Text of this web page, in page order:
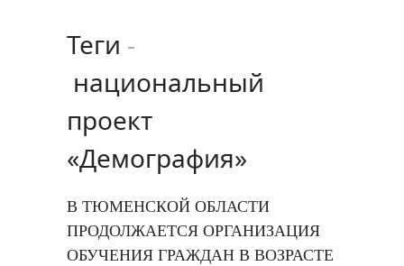
Теги -
национальный
проект
«Демография»
В ТЮМЕНСКОЙ ОБЛАСТИ
ПРОДОЛЖАЕТСЯ ОРГАНИЗАЦИЯ
ОБУЧЕНИЯ ГРАЖДАН В ВОЗРАСТЕ